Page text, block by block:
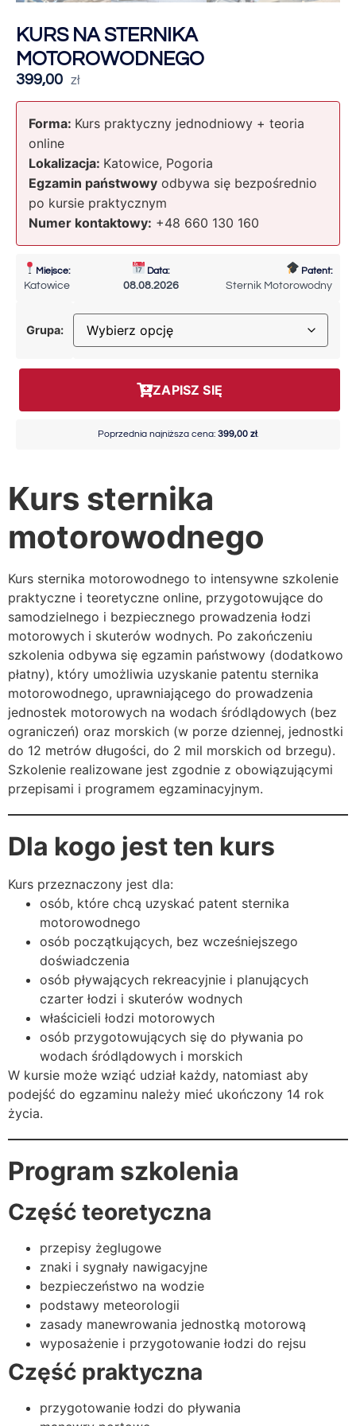
KURS NA STERNIKA
MOTOROWODNEGO
399,00 zł
Forma: Kurs praktyczny jednodniowy + teoria
online
Lokalizacja: Katowice, Pogoria
Egzamin państwowy odbywa się bezpośrednio
po kursie praktycznym
Numer kontaktowy: +48 660 130 160
Miejsce:
Katowice
Data:
08.08.2026
Patent:
Sternik Motorowodny
Grupa:
ZAPISZ SIĘ
Poprzednia najniższa cena: 399,00 zł.
Kurs sternika
motorowodnego
Kurs sternika motorowodnego to intensywne szkolenie
praktyczne i teoretyczne online, przygotowujące do
samodzielnego i bezpiecznego prowadzenia łodzi
motorowych i skuterów wodnych. Po zakończeniu
szkolenia odbywa się egzamin państwowy (dodatkowo
płatny), który umożliwia uzyskanie patentu sternika
motorowodnego, uprawniającego do prowadzenia
jednostek motorowych na wodach śródlądowych (bez
ograniczeń) oraz morskich (w porze dziennej, jednostki
do 12 metrów długości, do 2 mil morskich od brzegu).
Szkolenie realizowane jest zgodnie z obowiązującymi
przepisami i programem egzaminacyjnym.
Dla kogo jest ten kurs
Kurs przeznaczony jest dla:
osób, które chcą uzyskać patent sternika
motorowodnego
osób początkujących, bez wcześniejszego
doświadczenia
osób pływających rekreacyjnie i planujących
czarter łodzi i skuterów wodnych
właścicieli łodzi motorowych
osób przygotowujących się do pływania po
wodach śródlądowych i morskich
W kursie może wziąć udział każdy, natomiast aby
podejść do egzaminu należy mieć ukończony 14 rok
życia.
Program szkolenia
Część teoretyczna
przepisy żeglugowe
znaki i sygnały nawigacyjne
bezpieczeństwo na wodzie
podstawy meteorologii
zasady manewrowania jednostką motorową
wyposażenie i przygotowanie łodzi do rejsu
Część praktyczna
przygotowanie łodzi do pływania